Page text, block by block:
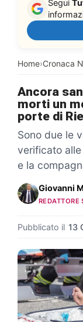
Home›Cronaca
Segui
Ancora
morti un
porte di
Sono due le
verificato
e la
Giovanni
REDATTORE
Pubblicato il 13